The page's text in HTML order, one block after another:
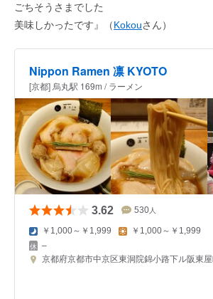
ごちそうさまでした
美味しかったです』（Kokouさん）
Nippon Ramen 凛 KYOTO
[京都] 烏丸駅 169m / ラーメン
3.62 530 人
￥1,000～￥1,999 ￥1,000～￥1,999
–
京都府京都市中京区東洞院錦小路下ル阪東